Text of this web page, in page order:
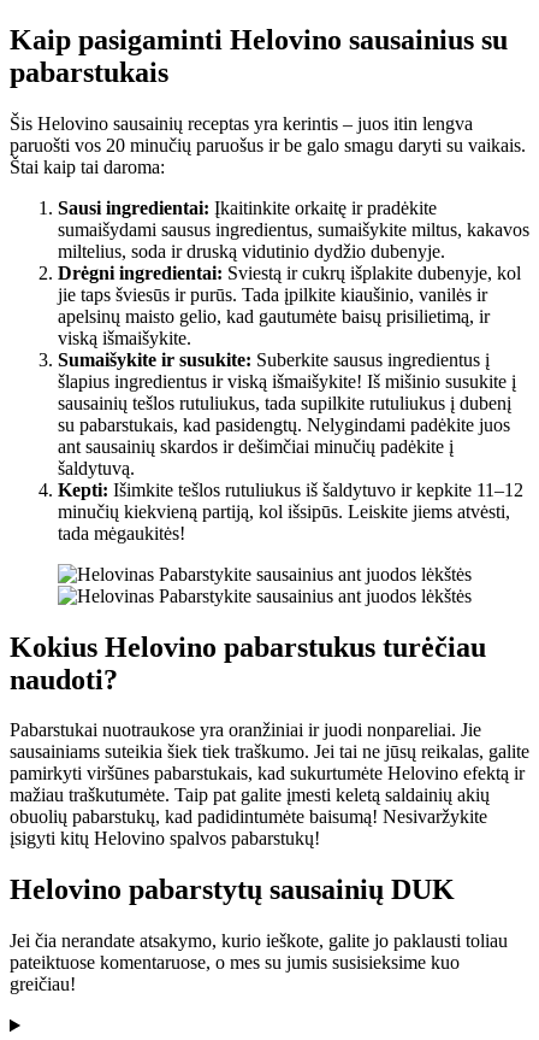
Kaip pasigaminti Helovino sausainius su
pabarstukais
Šis Helovino sausainių receptas yra kerintis – juos itin lengva
paruošti vos 20 minučių paruošus ir be galo smagu daryti su vaikais.
Štai kaip tai daroma:
Sausi ingredientai: Įkaitinkite orkaitę ir pradėkite
sumaišydami sausus ingredientus, sumaišykite miltus, kakavos
miltelius, soda ir druską vidutinio dydžio dubenyje.
Drėgni ingredientai: Sviestą ir cukrų išplakite dubenyje, kol
jie taps šviesūs ir purūs. Tada įpilkite kiaušinio, vanilės ir
apelsinų maisto gelio, kad gautumėte baisų prisilietimą, ir
viską išmaišykite.
Sumaišykite ir susukite: Suberkite sausus ingredientus į
šlapius ingredientus ir viską išmaišykite! Iš mišinio susukite į
sausainių tešlos rutuliukus, tada supilkite rutuliukus į dubenį
su pabarstukais, kad pasidengtų. Nelygindami padėkite juos
ant sausainių skardos ir dešimčiai minučių padėkite į
šaldytuvą.
Kepti: Išimkite tešlos rutuliukus iš šaldytuvo ir kepkite 11–12
minučių kiekvieną partiją, kol išsipūs. Leiskite jiems atvėsti,
tada mėgaukitės!
Kokius Helovino pabarstukus turėčiau
naudoti?
Pabarstukai nuotraukose yra oranžiniai ir juodi nonpareliai. Jie
sausainiams suteikia šiek tiek traškumo. Jei tai ne jūsų reikalas, galite
pamirkyti viršūnes pabarstukais, kad sukurtumėte Helovino efektą ir
mažiau traškutumėte. Taip pat galite įmesti keletą saldainių akių
obuolių pabarstukų, kad padidintumėte baisumą! Nesivaržykite
įsigyti kitų Helovino spalvos pabarstukų!
Helovino pabarstytų sausainių DUK
Jei čia nerandate atsakymo, kurio ieškote, galite jo paklausti toliau
pateiktuose komentaruose, o mes su jumis susisieksime kuo
greičiau!